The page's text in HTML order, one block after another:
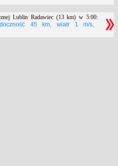
Lublin Radawiec (13 km) w 5:00:
45 km, wiatr 1 m/s,